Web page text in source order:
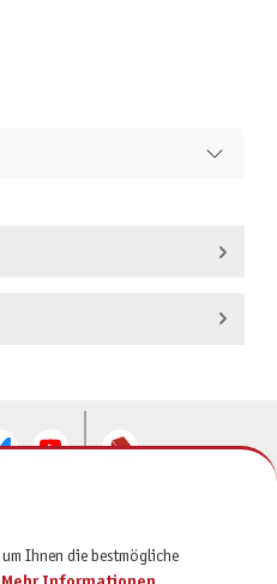
Ihnen die bestmögliche